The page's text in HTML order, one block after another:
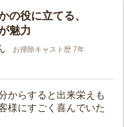
の役に立てる、
魅力
お掃除キャスト歴 7年
からすると出来栄えも
様にすごく喜んでいた